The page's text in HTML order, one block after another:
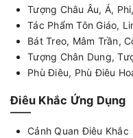
Tượng Châu Âu, Á,
Tác Phẩm Tôn Giáo,
Bát Treo, Mâm Trần,
Tượng Chân Dung,
Phù Điêu, Phù Điêu
Điêu Khắc Ứng Dụng
Cảnh Quan Điêu Khắc